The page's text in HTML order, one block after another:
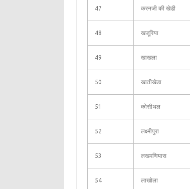
47 करनजी की खेडी
48 खजूरिया
49 खाखला
50 खातीखेडा
51 कोसीथल
52 लक्ष्मीपुरा
53 लखमणियास
54 लाखोला